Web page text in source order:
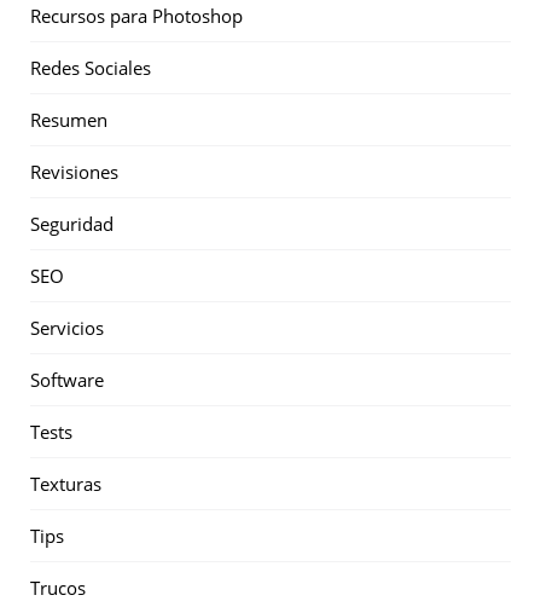
Recursos para Photoshop
Redes Sociales
Resumen
Revisiones
Seguridad
SEO
Servicios
Software
Tests
Texturas
Tips
Trucos